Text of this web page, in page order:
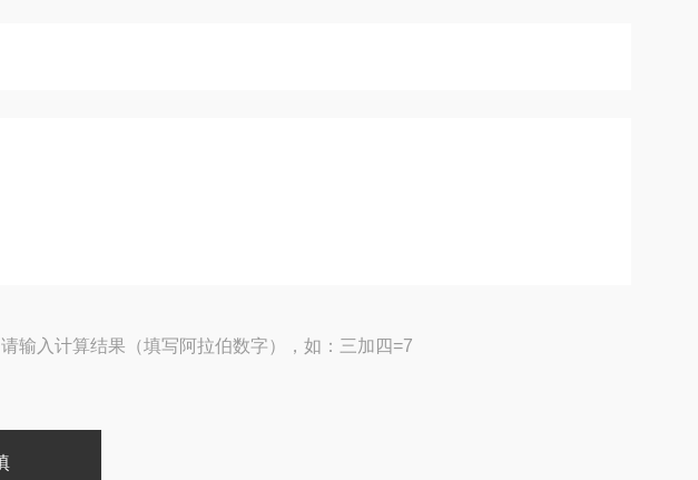
请输入计算结果（填写阿拉伯数字），如：三加四=7